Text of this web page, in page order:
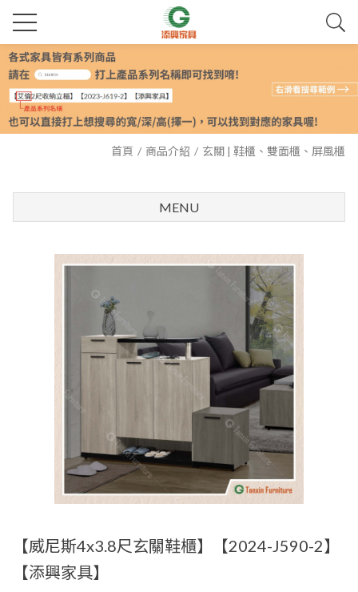
首頁 商品介紹 玄關 | 鞋櫃、雙面櫃、屏風櫃
MENU
【威尼斯4x3.8尺玄關鞋櫃】【2024-J590-2】
【添興家具】